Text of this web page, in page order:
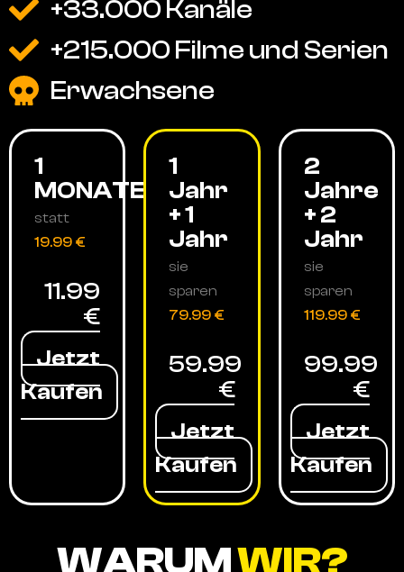
+33.000 Kanäle
+215.000 Filme und Serien
Erwachsene
1
MONATE
statt
19.99 €
11.99
€
Jetzt
Kaufen
1
Jahr
+ 1
Jahr
sie
sparen
79.99 €
59.99
€
Jetzt
Kaufen
2
Jahre
+ 2
Jahr
sie
sparen
119.99 €
99.99
€
Jetzt
Kaufen
WARUMWIR?